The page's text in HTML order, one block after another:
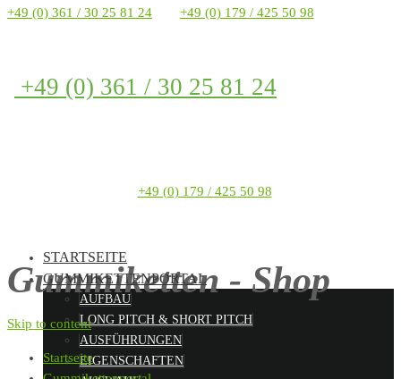
+49 (0) 361 / 30 25 81 24 +49 (0) 179 / 425 50 98
+49 (0) 361 / 30 25 81 24
+49 (0) 179 / 425 50 98
Gummiketten - Shop
STARTSEITE
GUMMIKETTENPORTAL
AUFBAU
LONG PITCH & SHORT PITCH
AUSFÜHRUNGEN
EIGENSCHAFTEN
Skip to content
Startseite